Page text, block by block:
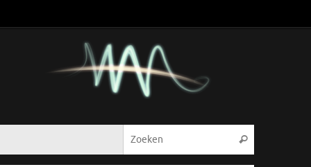
Zoeken